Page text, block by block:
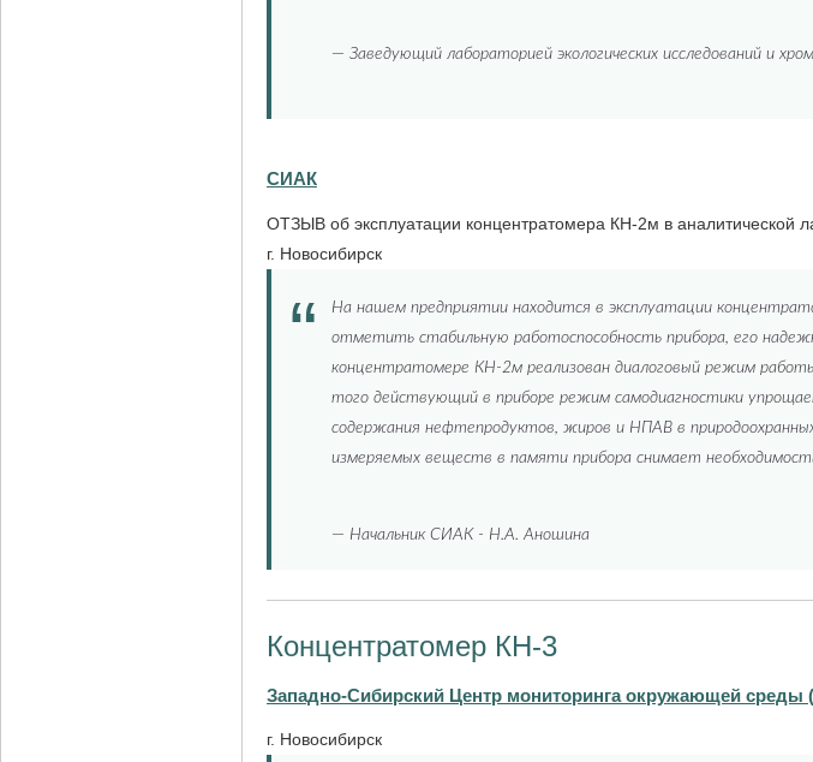
— Заведующий лабораторией экологических исследований и
СИАК
ОТЗЫВ об эксплуатации концентратомера КН-2м в аналитической
г. Новосибирск
На нашем предприятии находится в эксплуатации
отметить стабильную работоспособность прибора, его
концентратомере КН-2м реализован диалоговый режим
того действующий в приборе режим самодиагностики
содержания нефтепродуктов, жиров и НПАВ в
измеряемых веществ в памяти прибора снимает
— Начальник СИАК - Н.А. Аношина
Концентратомер КН-3
Западно-Сибирский Центр мониторинга окружающей
г. Новосибирск